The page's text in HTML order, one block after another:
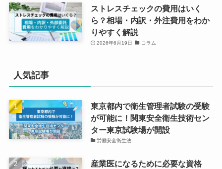
ストレスチェックの費用はいく
ら？相場・内訳・外注費用をわか
りやすく解説
2026年6月19日 コラム
人気記事
東京都内で衛生管理者試験の受験
が可能に！関東安全衛生技術セン
ター東京試験場が開設
労働安全衛生法
産業医になるために必要な資格